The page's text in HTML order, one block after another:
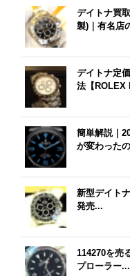
デイトナ買
製)｜有名店
デイトナ定
法【ROLEX
簡単解説｜
が変わった
新型デイト
発売...
114270を売
プローラー...